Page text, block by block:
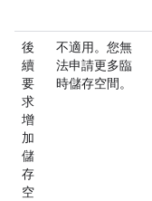
後
續
要
求
增
加
儲
存
空
不適用。您無
法申請更多臨
時儲存空間。